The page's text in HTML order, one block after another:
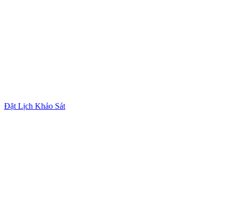
Đặt Lịch Khảo Sát